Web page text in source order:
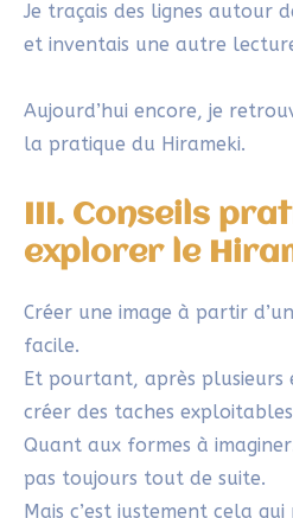
Quel matériel utiliser
Un papier, un peu
pour créer des
accessible, légère,
Le Hirameki peut-il
thérapie ?
jugeant, le Hirameki
relâcher les tensions,
l’imaginaire et
façon ludique.